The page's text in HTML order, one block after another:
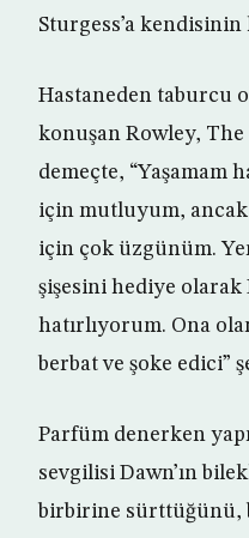
Sturgess’a kendisinin
Hastaneden taburcu
konuşan Rowley,
demeçte, “Yaşamam
için mutluyum,
için çok üzgünüm.
şişesini hediye olarak
hatırlıyorum. Ona
berbat ve şoke edici”
Parfüm denerken
sevgilisi Dawn’ın
birbirine sürttüğünü,